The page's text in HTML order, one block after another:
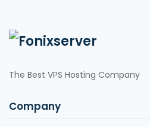
The Best VPS Hosting Company
Company